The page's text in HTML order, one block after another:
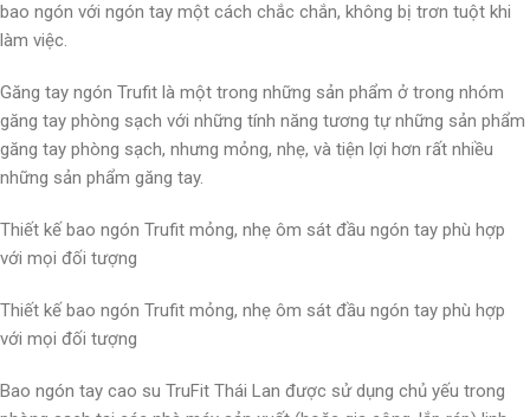
bao ngón với ngón tay một cách chắc chắn, không bị trơn tuột khi
làm việc.
Găng tay ngón Trufit là một trong những sản phẩm ở trong nhóm
găng tay phòng sạch với những tính năng tương tự những sản phẩm
găng tay phòng sạch, nhưng mỏng, nhẹ, và tiện lợi hơn rất nhiều
những sản phẩm găng tay.
Thiết kế bao ngón Trufit mỏng, nhẹ ôm sát đầu ngón tay phù hợp
với mọi đối tượng
Thiết kế bao ngón Trufit mỏng, nhẹ ôm sát đầu ngón tay phù hợp
với mọi đối tượng
Bao ngón tay cao su TruFit Thái Lan được sử dụng chủ yếu trong